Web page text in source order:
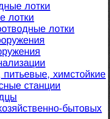
лотки
лотки
лотки
химстойкие
станции
бытовых